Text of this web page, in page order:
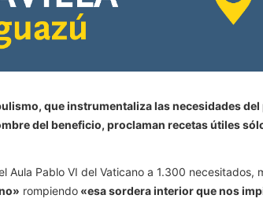
que instrumentaliza las necesidades
del beneficio, proclaman recetas útiles
Pablo VI del Vaticano a 1.300 necesitados,
rompiendo «esa sordera interior que nos